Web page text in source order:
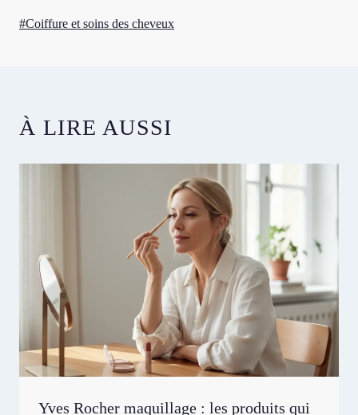
Étiquettes
#Coiffure et soins des cheveux
À LIRE AUSSI
Yves Rocher maquillage : les produits qui